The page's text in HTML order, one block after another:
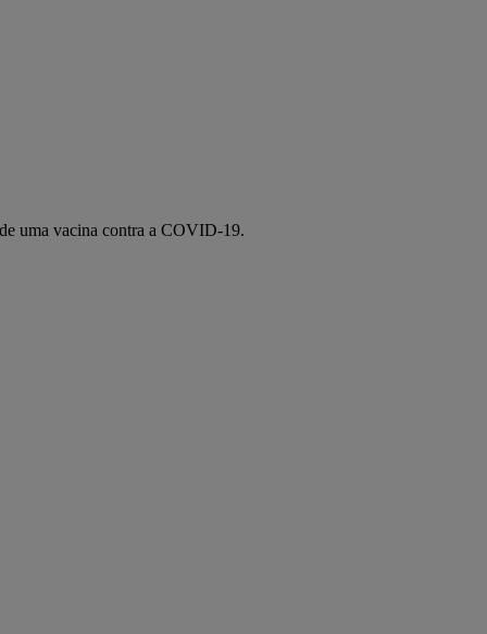
uma vacina contra a COVID-19.